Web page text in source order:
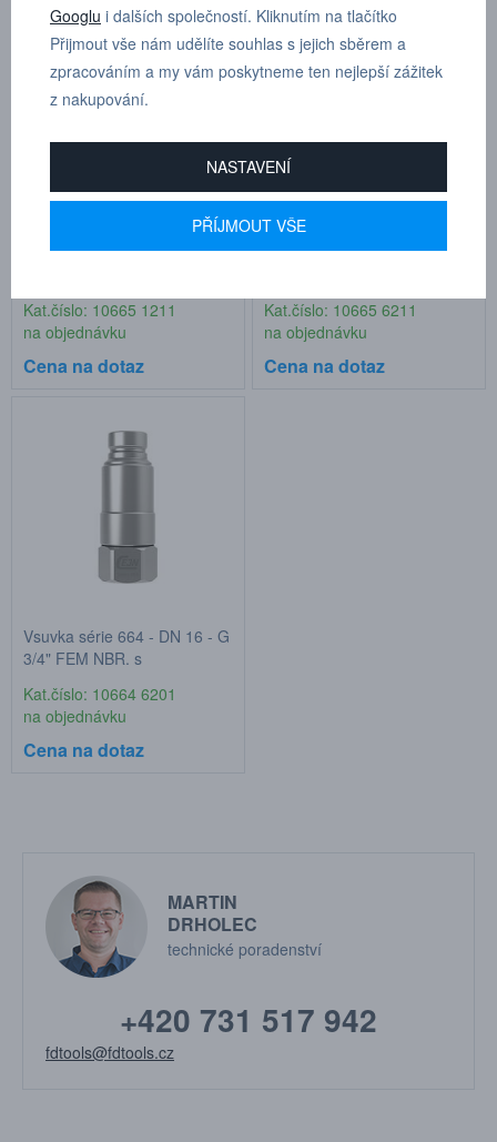
Rychlospojka série 665 - DN
Kat.číslo: 10665 1211
na objednávku
Cena na dotaz
Vsuvka série 665 - DN 16 - G
Kat.číslo: 10665 6211
na objednávku
Cena na dotaz
Vsuvka série 664 - DN 16 - G
3/4" FEM NBR, s
Kat.číslo: 10664 6201
na objednávku
Cena na dotaz
MARTIN
DRHOLEC
technické poradenství
+420 731 517 942
fdtools@fdtools.cz
Googlu i dalších společností. Kliknutím na tlačítko
Přijmout vše nám udělíte souhlas s jejich sběrem a
zpracováním a my vám poskytneme ten nejlepší zážitek
z nakupování.
NASTAVENÍ
PŘÍJMOUT VŠE